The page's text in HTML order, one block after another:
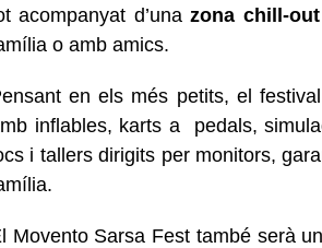
acompanyat d’unazona chill-
o amb amics.
en els més petits, el
inflables, karts a pedals,
i tallers dirigits per monitors,
Movento Sarsa Fest també serà